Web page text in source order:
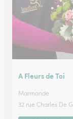
A Fleurs de Toi
Marmande
32 rue Charles De